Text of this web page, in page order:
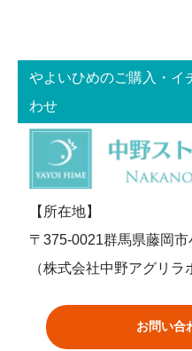
やよいひめのご購入・イ
わせ
【所在地】
〒375-0021群馬県藤岡
（株式会社中野アグリラ
お問い合